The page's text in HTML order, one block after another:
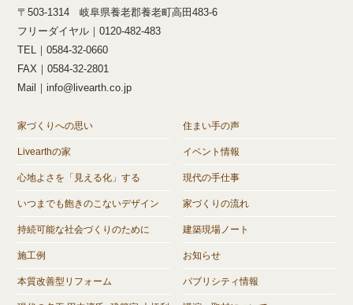
〒503-1314 岐阜県養老郡養老町高田483-6
フリーダイヤル｜0120-482-483
TEL｜0584-32-0660
FAX｜0584-32-2801
Mail｜info@livearth.co.jp
家づくりへの思い
Livearthの家
心地よさを「見える化」する
いつまでも飽きのこないデザイン
持続可能な社会づくりのために
施工例
本質改善型リフォーム
住まい手の声
イベント情報
現代の手仕事
家づくりの流れ
建築現場ノート
お知らせ
パブリシティ情報